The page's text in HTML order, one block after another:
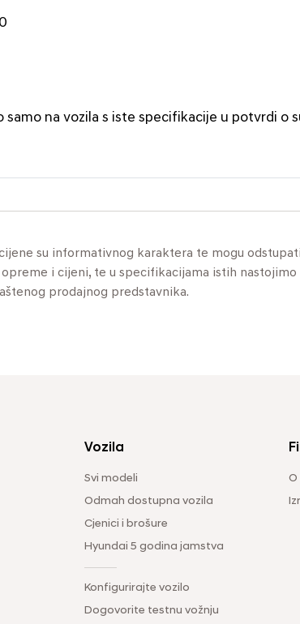
samo na vozila s iste specifikacije u potvrdi o
su informativnog karaktera te mogu
i cijeni, te u specifikacijama istih
prodajnog predstavnika.
Vozila
Svi modeli
Odmah dostupna vozila
Cjenici i brošure
Hyundai 5 godina jamstva
Konfigurirajte vozilo
Dogovorite testnu vožnju
O